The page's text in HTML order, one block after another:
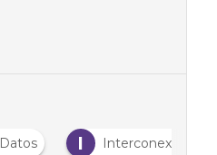
Datos I Interconexión